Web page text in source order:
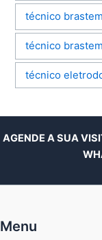
técnico
técnico
técnico
AGENDE A SUA
Menu